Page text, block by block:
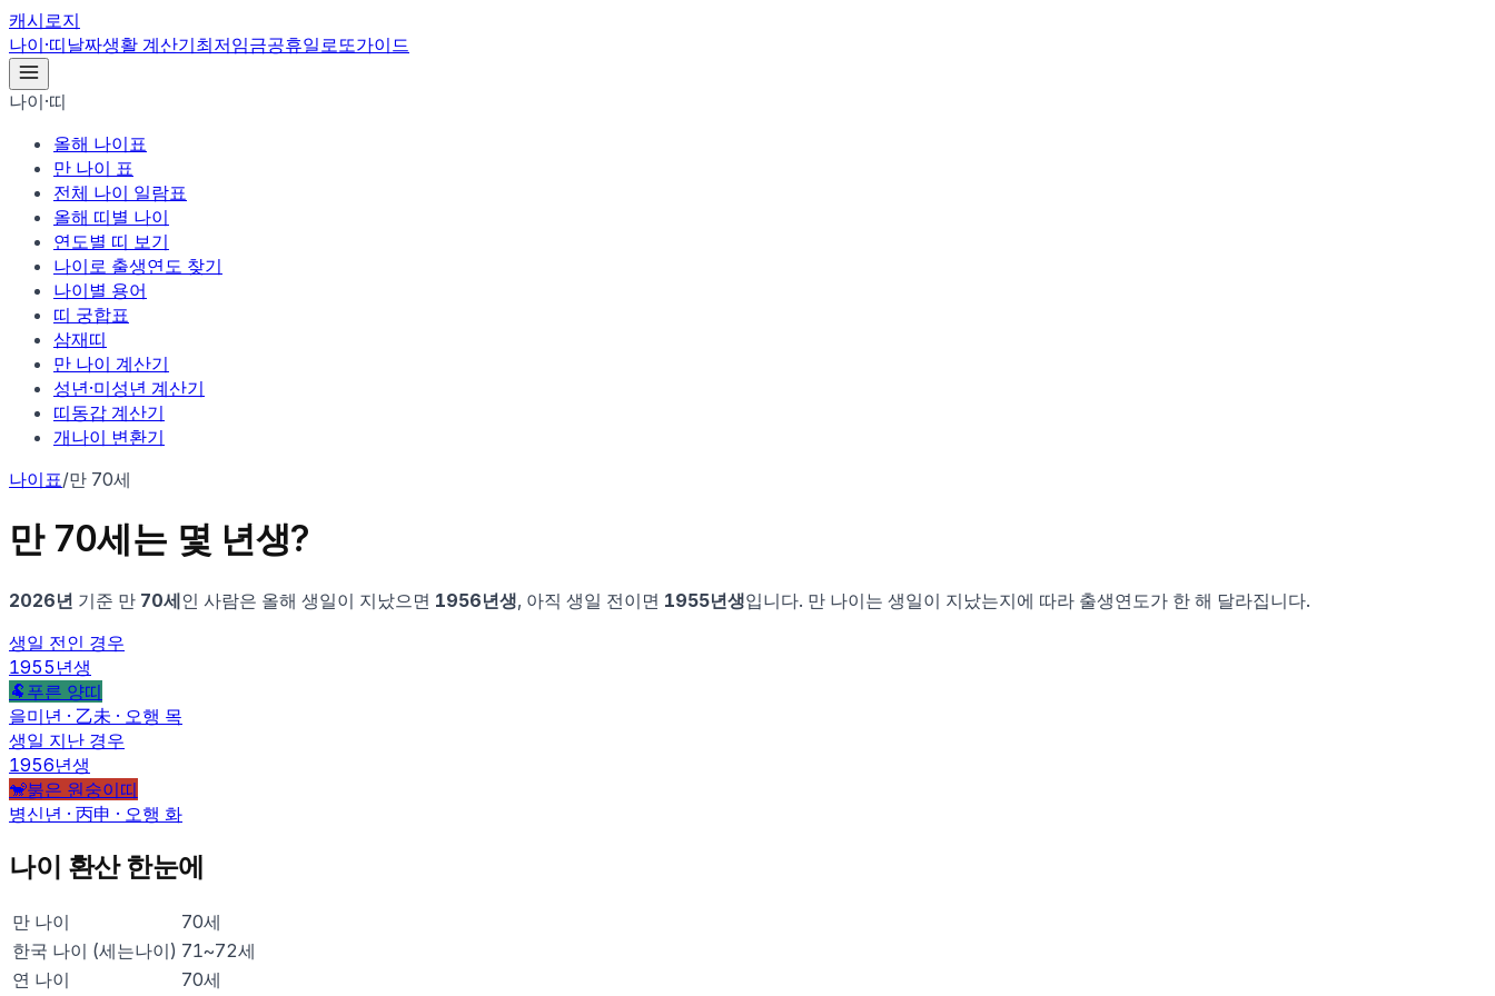
캐시로지
나이·띠날짜생활 계산기최저임금공휴일로또가이드
나이·띠
올해 나이표
만 나이 표
전체 나이 일람표
올해 띠별 나이
연도별 띠 보기
나이로 출생연도 찾기
나이별 용어
띠 궁합표
삼재띠
만 나이 계산기
성년·미성년 계산기
띠동갑 계산기
개나이 변환기
나이표/만 70세
만 70세는 몇 년생?
2026년 기준 만 70세인 사람은 올해 생일이 지났으면 1956년생, 아직 생일 전이면 1955년생입니다. 만 나이는 생일이 지났는지에 따라 출생연도가 한 해 달라집니다.
생일 전인 경우
1955 년생
🐏 푸른 양띠
을미 년 · 乙未 · 오행 목
생일 지난 경우
1956년생
🐒붉은 원숭이띠
병신 년 · 丙申 · 오행 화
나이 환산 한눈에
만 나이 70세
한국 나이 (세는나이) 71~72세
연 나이
70세